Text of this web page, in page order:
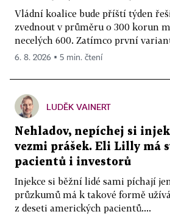
Vládní koalice bude příští týden
zvednout v průměru o 300 korun
necelých 600. Zatímco první
6. 8. 2026 ▪ 5 min. čtení
LUDĚK VAINERT
Nehladov, nepíchej si
vezmi prášek. Eli Lilly má
pacientů i investorů
Injekce si běžní lidé sami píchají
průzkumů má k takové formě
z deseti amerických pacientů....